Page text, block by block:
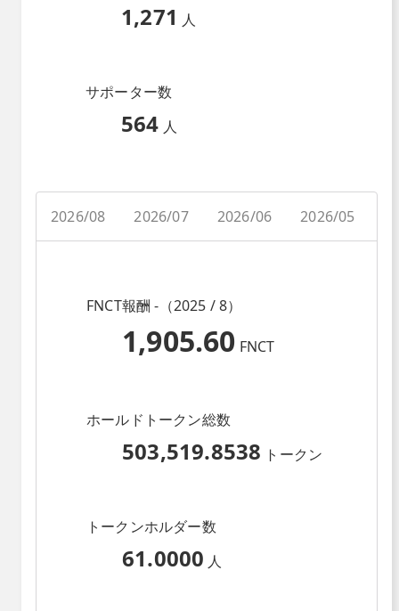
1,271 人
サポーター数
564 人
2026/08 2026/07 2026/06 2026/05
FNCT報酬 -（2025 / 8）
1,905.60 FNCT
ホールドトークン総数
503,519.8538 トークン
トークンホルダー数
61.0000 人